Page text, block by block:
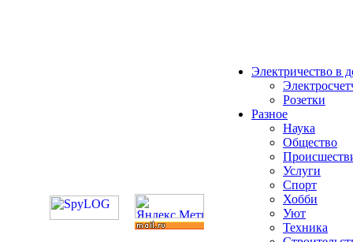
Электричество в
Розетки
Разное
Наука
Общество
Услуги
Спорт
Хобби
Уют
Техника